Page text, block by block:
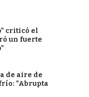
criticó el
un fuerte
de aire de
"Abrupta